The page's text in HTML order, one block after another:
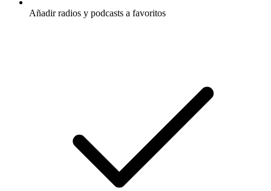
Añadir radios y podcasts a favoritos